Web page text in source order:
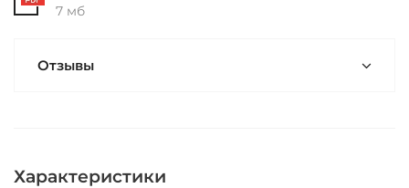
7 мб
Отзывы
Характеристики